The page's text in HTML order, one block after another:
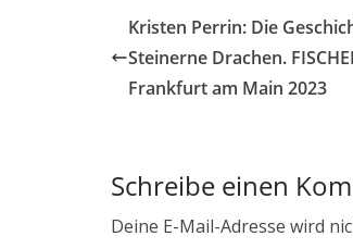
Kristen Perrin: Die
Steinerne Drachen.
Frankfurt am Main 2023
Schreibe einen
Deine E-Mail-Adresse wird